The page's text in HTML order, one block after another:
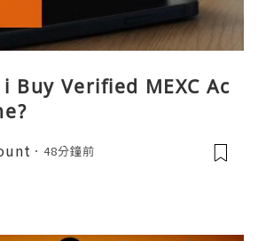
Buy Verified MEXC Ac
48分鐘前